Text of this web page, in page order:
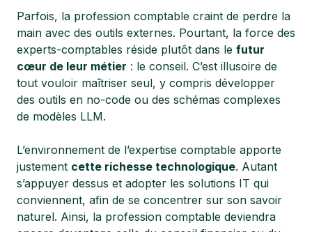
Parfois, la profession comptable craint de perdre la
main avec des outils externes. Pourtant, la force des
experts-comptables réside plutôt dans le futur
cœur de leur métier : le conseil. C’est illusoire de
tout vouloir maîtriser seul, y compris développer
des outils en no-code ou des schémas complexes
de modèles LLM.
L’environnement de l’expertise comptable apporte
justement cette richesse technologique. Autant
s’appuyer dessus et adopter les solutions IT qui
conviennent, afin de se concentrer sur son savoir
naturel. Ainsi, la profession comptable deviendra